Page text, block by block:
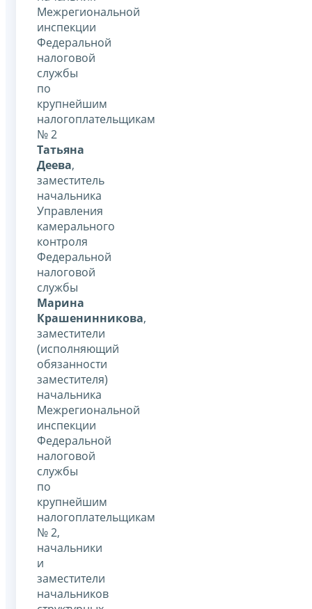
Межрегиональной
инспекции
Федеральной
налоговой
службы
по
крупнейшим
налогоплательщикам
№ 2
Татьяна
Деева,
заместитель
начальника
Управления
камерального
контроля
Федеральной
налоговой
службы
Марина
Крашенинникова,
заместители
(исполняющий
обязанности
заместителя)
начальника
Межрегиональной
инспекции
Федеральной
налоговой
службы
по
крупнейшим
налогоплательщикам
№ 2,
начальники
и
заместители
начальников